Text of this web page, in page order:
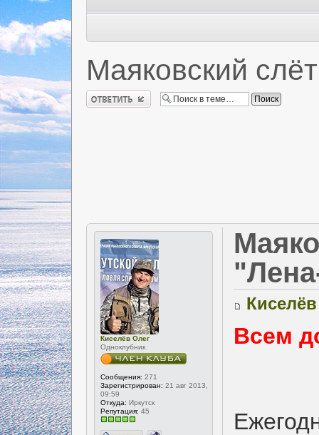
Маяковский
Ответить
Киселёв Олег
Одноклубник
Сообщения: 271
Зарегистрирован: 21 авг 2013,
09:59
Откуда: Иркутск
Репутация: 45
Всем